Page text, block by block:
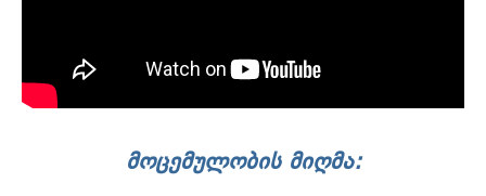
ᲛᲝᲪᲔᲛᲣᲚᲝᲑᲘᲡ ᲛᲘᲦᲛᲐ: